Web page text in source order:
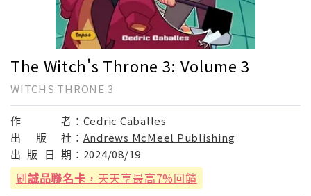
The Witch's Throne 3: Volume 3
WITCHS THRONE 3
作 者： Cedric Caballes
出
版 社： Andrews McMeel Publishing
出 版 日 期： 2024/08/19
刷誠品聯名卡 ，天天享最高7%回饋